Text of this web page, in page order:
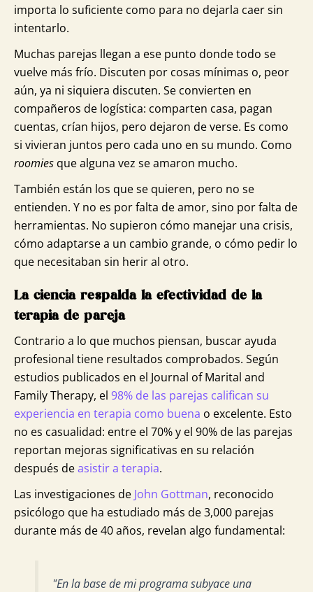
importa lo suficiente como para no dejarla caer sin
intentarlo.
Muchas parejas llegan a ese punto donde todo se
vuelve más frío. Discuten por cosas mínimas o, peor
aún, ya ni siquiera discuten. Se convierten en
compañeros de logística: comparten casa, pagan
cuentas, crían hijos, pero dejaron de verse. Es como
si vivieran juntos pero cada uno en su mundo. Como
roomies que alguna vez se amaron mucho.
También están los que se quieren, pero no se
entienden. Y no es por falta de amor, sino por falta de
herramientas. No supieron cómo manejar una crisis,
cómo adaptarse a un cambio grande, o cómo pedir lo
que necesitaban sin herir al otro.
La ciencia respalda la efectividad de la
terapia de pareja
Contrario a lo que muchos piensan, buscar ayuda
profesional tiene resultados comprobados. Según
estudios publicados en el Journal of Marital and
Family Therapy, el 98% de las parejas califican su
experiencia en terapia como buena o excelente. Esto
no es casualidad: entre el 70% y el 90% de las parejas
reportan mejoras significativas en su relación
después deasistir a terapia.
Las investigaciones de John Gottman, reconocido
psicólogo que ha estudiado más de 3,000 parejas
durante más de 40 años, revelan algo fundamental:
"En la base de mi programa subyace una